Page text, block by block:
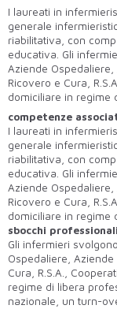
I laureati in
generale
riabilitativa, con
educativa. Gli
Aziende
Ricovero e Cura,
domiciliare in regime
competenze
I laureati in
generale
riabilitativa, con
educativa. Gli
Aziende
Ricovero e Cura,
domiciliare in regime
sbocchi
Gli infermieri
Ospedaliere,
Cura, R.S.A.,
regime di libera
nazionale, un turn-